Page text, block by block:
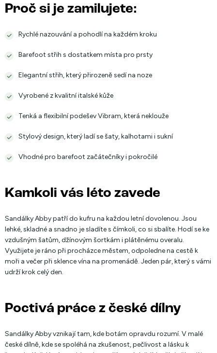
Proč si je zamilujete:
Rychlé nazouvání a pohodlí na každém kroku
Barefoot střih s dostatkem místa pro prsty
Elegantní střih, který přirozeně sedí na noze
Vyrobené z kvalitní italské kůže
Tenká a flexibilní podešev Vibram, která neklouže
Stylový design, který ladí se šaty, kalhotami i sukní
Vhodné pro barefoot začátečníky i pokročilé
Kamkoli vás léto zavede
Sandálky Abby patří do kufru na každou letní dovolenou. Jsou
lehké, skladné a snadno je sladíte s čímkoli, co si sbalíte. Hodí se ke
vzdušným šatům, džínovým šortkám i plátěnému overalu.
Využijete je ráno při procházce městem, odpoledne na cestě k
moři a večer při sklence vína na promenádě. Jeden pár, který s vámi
udrží krok celý den.
Poctivá práce z české dílny
Sandálky Abby vznikají tam, kde botám opravdu rozumí. V malé
české dílně, kde se spoléhá na zkušenost, pečlivost a lásku k